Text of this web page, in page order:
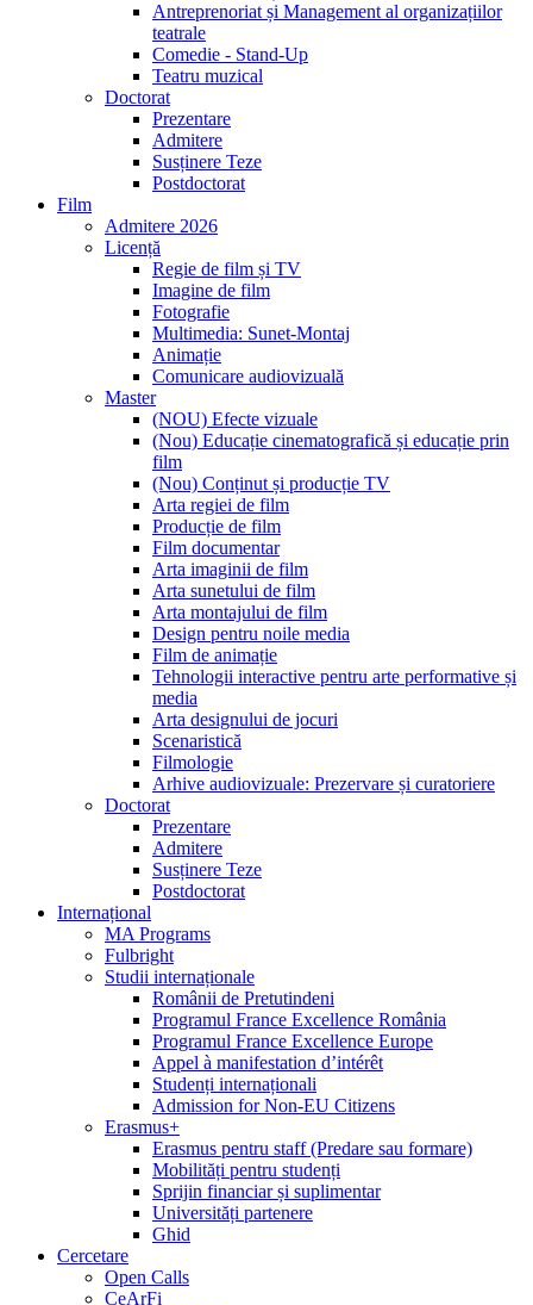
Antreprenoriat și Management al organizațiilor
teatrale
Comedie - Stand-Up
Teatru muzical
Doctorat
Prezentare
Admitere
Susținere Teze
Postdoctorat
Film
Admitere 2026
Licență
Regie de film și TV
Imagine de film
Fotografie
Multimedia: Sunet-Montaj
Animație
Comunicare audiovizuală
Master
(NOU) Efecte vizuale
(Nou) Educație cinematografică și educație prin
film
(Nou) Conținut și producție TV
Arta regiei de film
Producție de film
Film documentar
Arta imaginii de film
Arta sunetului de film
Arta montajului de film
Design pentru noile media
Film de animație
Tehnologii interactive pentru arte performative și
media
Arta designului de jocuri
Scenaristică
Filmologie
Arhive audiovizuale: Prezervare și curatoriere
Doctorat
Prezentare
Admitere
Susținere Teze
Postdoctorat
Internațional
MA Programs
Fulbright
Studii internaționale
Românii de Pretutindeni
Programul France Excellence România
Programul France Excellence Europe
Appel à manifestation d’intérêt
Studenți internaționali
Admission for Non-EU Citizens
Erasmus+
Erasmus pentru staff (Predare sau formare)
Mobilități pentru studenți
Sprijin financiar și suplimentar
Universități partenere
Ghid
Cercetare
Open Calls
CeArFi